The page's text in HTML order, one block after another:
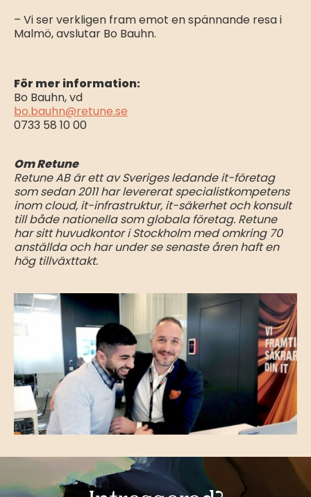
– Vi ser verkligen fram emot en spännande resa i
Malmö, avslutar Bo Bauhn.
För mer information:
Bo Bauhn, vd
bo.bauhn@retune.se
0733 58 10 00
Om Retune
Retune AB är ett av Sveriges ledande it-företag
som sedan 2011 har levererat specialistkompetens
inom cloud, it-infrastruktur, it-säkerhet och konsult
till både nationella som globala företag. Retune
har sitt huvudkontor i Stockholm med omkring 70
anställda och har under se senaste åren haft en
hög tillväxttakt.